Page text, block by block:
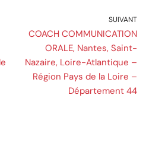
SUIVANT
COACH COMMUNICATION
ORALE, Nantes, Saint-
Nazaire, Loire-Atlantique –
Région Pays de la Loire –
Département 44